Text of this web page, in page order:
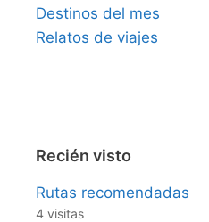
Destinos del mes
Relatos de viajes
Recién visto
Rutas recomendadas
4 visitas